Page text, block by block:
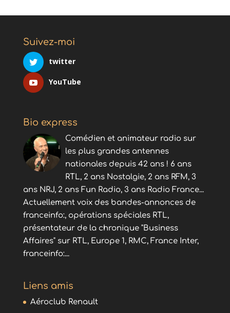
Suivez-moi
twitter
YouTube
Bio express
Comédien et animateur radio sur
les plus grandes antennes
nationales depuis 42 ans ! 6 ans
RTL, 2 ans Nostalgie, 2 ans RFM, 3
ans NRJ, 2 ans Fun Radio, 3 ans Radio France...
Actuellement voix des bandes-annonces de
franceinfo:, opérations spéciales RTL,
présentateur de la chronique "Business
Affaires" sur RTL, Europe 1, RMC, France Inter,
franceinfo:...
Liens amis
Aéroclub Renault